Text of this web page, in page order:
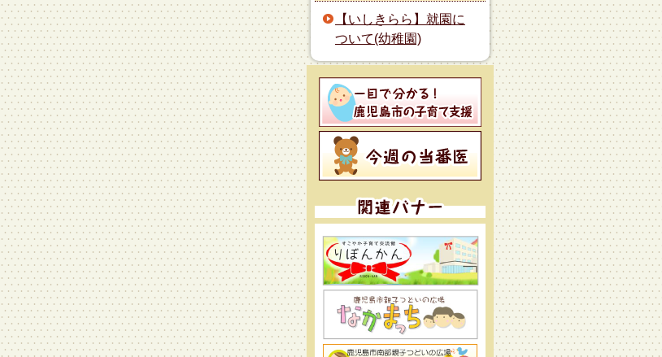
【いしきらら】就園に
ついて(幼稚園)